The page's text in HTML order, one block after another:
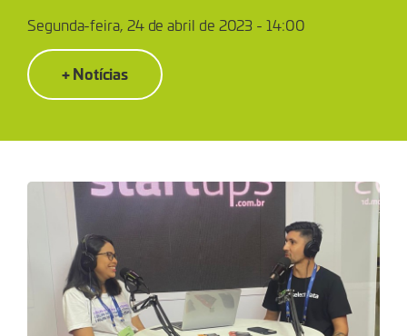
NO
GRAMADO
SUMMIT
2023
Segunda-feira, 24 de abril de 2023 - 14:00
+ Notícias